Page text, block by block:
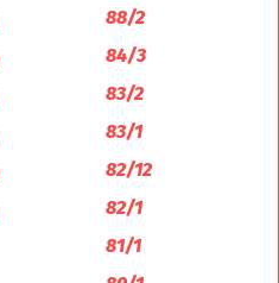
88/2
84/3
83/2
83/1
82/12
82/1
81/1